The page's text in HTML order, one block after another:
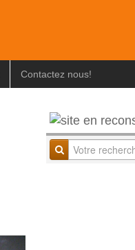
Contactez nous!